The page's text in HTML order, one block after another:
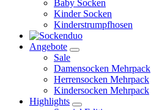
Baby Socken
Kinder Socken
Kinderstrumpfhosen
Angebote
Sale
Damensocken Mehrpack
Herrensocken Mehrpack
Kindersocken Mehrpack
Highlights